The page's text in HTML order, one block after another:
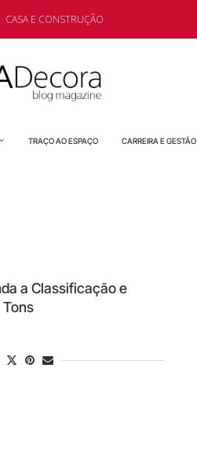
CASA E CONSTRUÇÃO
TRAÇO AO ESPAÇO CARREIRA E GESTÃO
a Classificação e